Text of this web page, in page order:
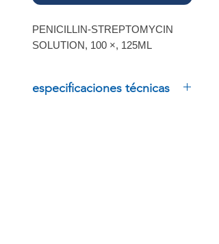
PENICILLIN-STREPTOMYCIN
SOLUTION, 100 ×, 125ML
especificaciones técnicas